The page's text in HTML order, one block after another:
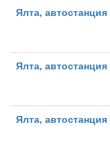
Ялта, автостанция
Ялта, автостанция
Ялта, автостанция